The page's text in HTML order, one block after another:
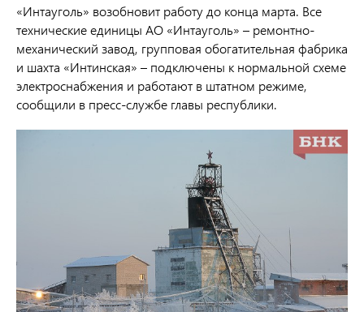
«Интауголь» возобновит работу до конца марта. Все
технические единицы АО «Интауголь» – ремонтно-
механический завод, групповая обогатительная фабрика
и шахта «Интинская» – подключены к нормальной схеме
электроснабжения и работают в штатном режиме,
сообщили в пресс-службе главы республики.